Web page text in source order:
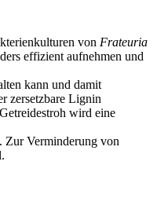
von Frateuria
effizient aufnehmen und
kann und damit
zersetzbare Lignin
wird eine
Zur Verminderung von